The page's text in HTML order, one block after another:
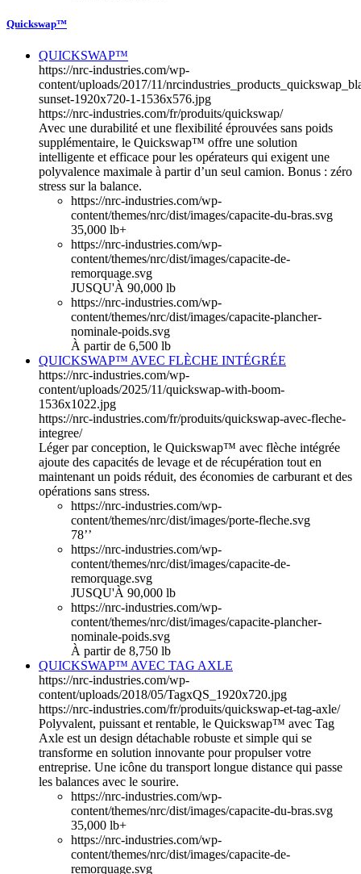
Quickswap™
QUICKSWAP™
https://nrc-industries.com/wp-
content/uploads/2017/11/
sunset-1920x720-1-1536x576.jpg
https://nrc-industries.com/fr/produits/quickswap/
Avec une durabilité et une flexibilité éprouvées sans poids
supplémentaire, le Quickswap™ offre une solution
intelligente et efficace pour les opérateurs qui exigent une
polyvalence maximale à partir d’un seul camion. Bonus : zéro
stress sur la balance.
https://nrc-industries.com/wp-
content/themes/nrc/dist/images/capacite-du-bras.svg
35,000 lb+
https://nrc-industries.com/wp-
content/themes/nrc/dist/images/capacite-de-
remorquage.svg
JUSQU'À 90,000 lb
https://nrc-industries.com/wp-
content/themes/nrc/dist/images/capacite-plancher-
nominale-poids.svg
À partir de 6,500 lb
QUICKSWAP™ AVEC FLÈCHE INTÉGRÉE
https://nrc-industries.com/wp-
content/uploads/2025/11/quickswap-with-boom-
1536x1022.jpg
https://nrc-industries.com/fr/produits/quickswap-avec-fleche-
integree/
Léger par conception, le Quickswap™ avec flèche intégrée
ajoute des capacités de levage et de récupération tout en
maintenant un poids réduit, des économies de carburant et des
opérations sans stress.
https://nrc-industries.com/wp-
content/themes/nrc/dist/images/porte-fleche.svg
78’’
https://nrc-industries.com/wp-
content/themes/nrc/dist/images/capacite-de-
remorquage.svg
JUSQU'À 90,000 lb
https://nrc-industries.com/wp-
content/themes/nrc/dist/images/capacite-plancher-
nominale-poids.svg
À partir de 8,750 lb
QUICKSWAP™ AVEC TAG AXLE
https://nrc-industries.com/wp-
content/uploads/2018/05/TagxQS_1920x720.jpg
https://nrc-industries.com/fr/produits/quickswap-et-tag-axle/
Polyvalent, puissant et rentable, le Quickswap™ avec Tag
Axle est un design détachable robuste et simple qui se
transforme en solution innovante pour propulser votre
entreprise. Une icône du transport longue distance qui passe
les balances avec le sourire.
https://nrc-industries.com/wp-
content/themes/nrc/dist/images/capacite-du-bras.svg
35,000 lb+
https://nrc-industries.com/wp-
content/themes/nrc/dist/images/capacite-de-
remorquage.svg